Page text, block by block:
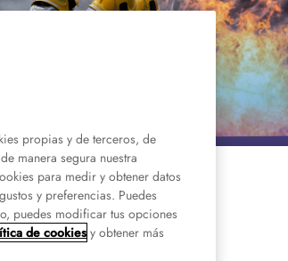
propias y de terceros, de
manera segura nuestra
para medir y obtener datos
y preferencias. Puedes
puedes modificar tus opciones
de cookies y obtener más